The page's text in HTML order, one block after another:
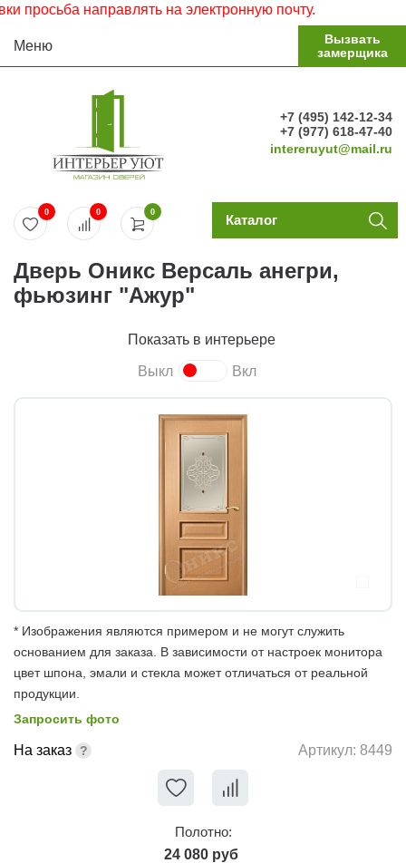
направлять на электронную почту.
Меню
Вызвать
замерщика
+7 (495) 142-12-34
+7 (977) 618-47-40
intereruyut@mail.ru
0
0 0 Каталог
Дверь Оникс Версаль анегри,
фьюзинг "Ажур"
Показать в интерьере
Выкл Вкл
* Изображения являются примером и не могут служить
основанием для заказа. В зависимости от настроек монитора
цвет шпона, эмали и стекла может отличаться от реальной
продукции.
Запросить фото
На заказ Артикул: 8449
Полотно:
24 080 руб